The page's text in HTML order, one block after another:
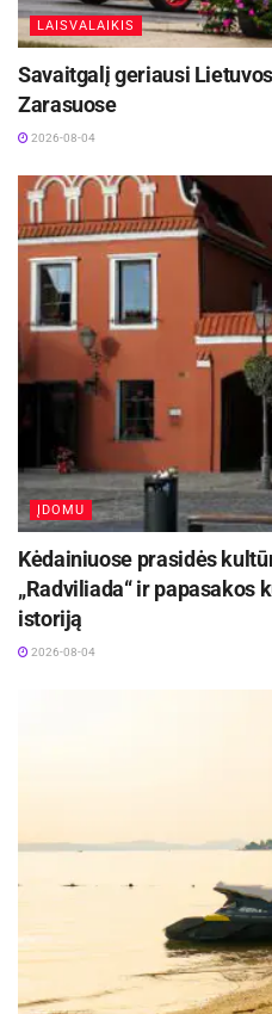
LAISVALAIKIS
Savaitgalį geriausi
Zarasuose
2026-08-04
ĮDOMU
Kėdainiuose prasidės
„Radviliada“ ir papasakos
istoriją
2026-08-04